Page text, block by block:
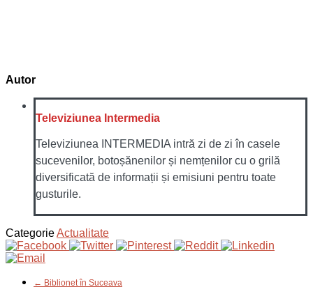
Autor
Televiziunea Intermedia
Televiziunea INTERMEDIA intră zi de zi în casele
sucevenilor, botoșănenilor și nemțenilor cu o grilă
diversificată de informații și emisiuni pentru toate
gusturile.
CategorieActualitate
← Biblionet în Suceava